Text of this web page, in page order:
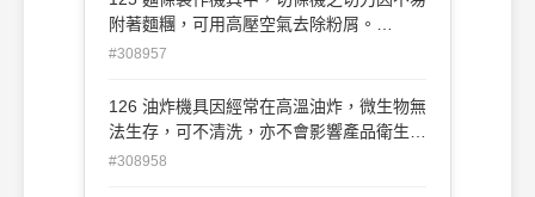
附著麵糰，可用高壓空氣去除粉屑。
(A)O(B)X
#308957
126 油炸機具因經常在高溫油炸，微生物無
法生存，可不清洗，亦不會影響產品衛生和
品質。 (A)O(B)X
#308958